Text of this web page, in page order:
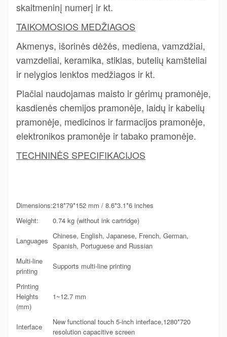
skaitmeninį numerį ir kt.
TAIKOMOSIOS MEDŽIAGOS
Akmenys, išorinės dėžės, mediena, vamzdžiai,
vamzdeliai, keramika, stiklas, butelių kamšteliai
ir nelygios lenktos medžiagos ir kt.
Plačiai naudojamas maisto ir gėrimų pramonėje,
kasdienės chemijos pramonėje, laidų ir kabelių
pramonėje, medicinos ir farmacijos pramonėje,
elektronikos pramonėje ir tabako pramonėje.
TECHNINĖS SPECIFIKACIJOS
Dimensions:
Weight:
218*79*152 mm / 8.6*3.1*6 inches
0.74 kg (without ink cartridge)
Languages
Chinese, English, Japanese, French, German,
Spanish, Portuguese and Russian
Multi-line
printing
Supports multi-line printing
Printing
Heights
(mm)
1~12.7 mm
Interface
New functional touch 5-inch interface,1280*720
resolution capacitive screen